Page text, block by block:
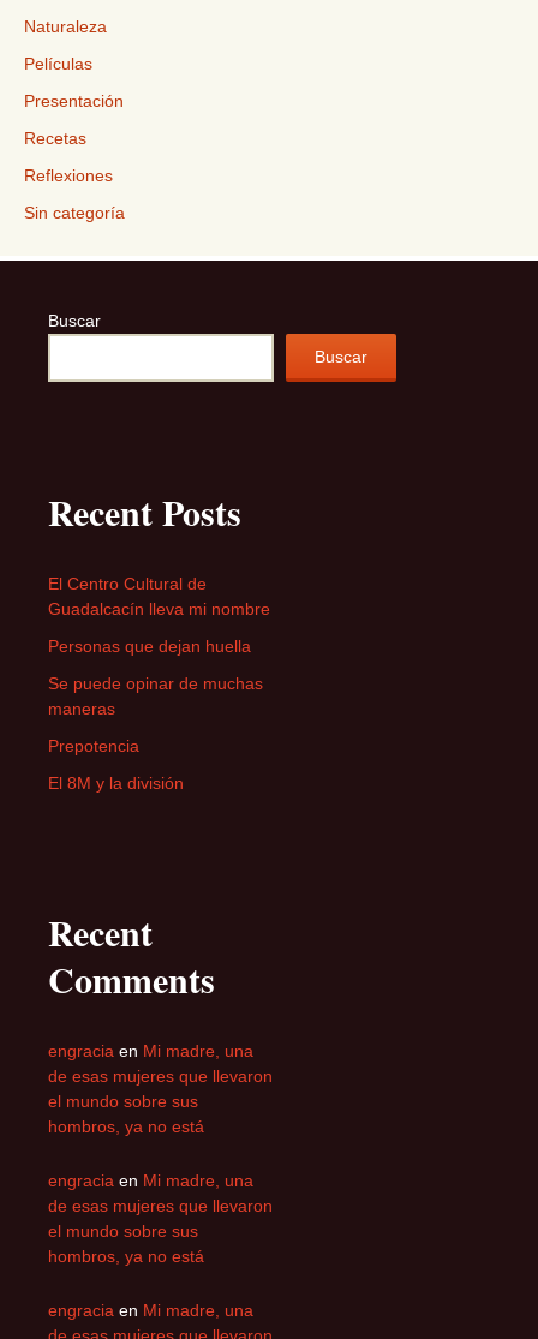
Naturaleza
Películas
Presentación
Recetas
Reflexiones
Sin categoría
Buscar
Buscar
Recent Posts
El Centro Cultural de
Guadalcacín lleva mi nombre
Personas que dejan huella
Se puede opinar de muchas
maneras
Prepotencia
El 8M y la división
Recent
Comments
engracia en Mi madre, una
de esas mujeres que llevaron
el mundo sobre sus
hombros, ya no está
engracia en Mi madre, una
de esas mujeres que llevaron
el mundo sobre sus
hombros, ya no está
engracia en Mi madre, una